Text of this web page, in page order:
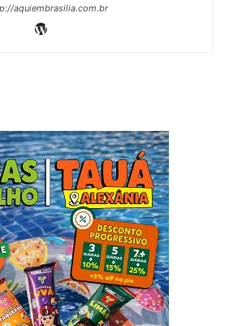
aquiembrasilia.com.br